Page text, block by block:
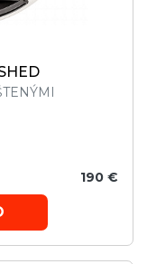
190 €